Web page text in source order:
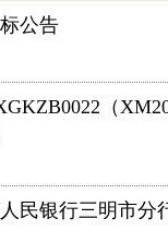
公告
（
民银行三明市